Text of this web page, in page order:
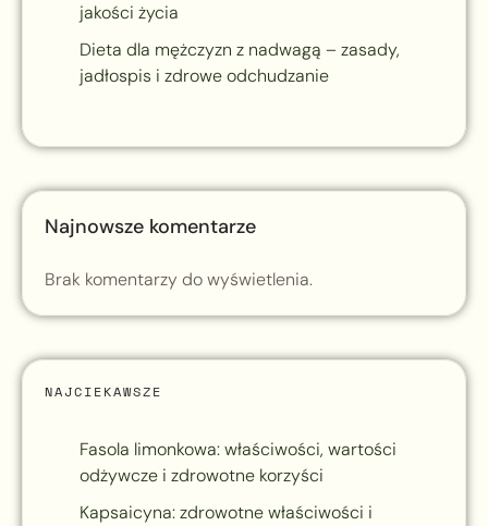
jakości życia
Dieta dla mężczyzn z nadwagą – zasady,
jadłospis i zdrowe odchudzanie
Najnowsze komentarze
Brak komentarzy do wyświetlenia.
NAJCIEKAWSZE
Fasola limonkowa: właściwości, wartości
odżywcze i zdrowotne korzyści
Kapsaicyna: zdrowotne właściwości i